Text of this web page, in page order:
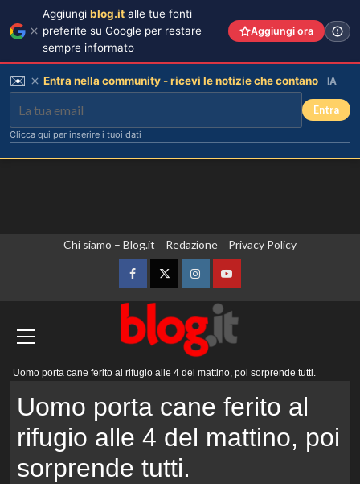
Chi siamo – Blog.it Redazione Privacy Policy
FacebookTwitterInstagramYouTube
Uomo porta cane ferito al rifugio alle 4 del mattino, poi sorprende tutti.
Uomo porta cane ferito al
rifugio alle 4 del mattino, poi
sorprende tutti.
Aggiungi blog.it alle tue fonti
preferite su Google per restare
sempre informato
Aggiungi ora
✉️ Entra nella community - ricevi le notizie che contano IA
Entra
Clicca qui per inserire i tuoi dati